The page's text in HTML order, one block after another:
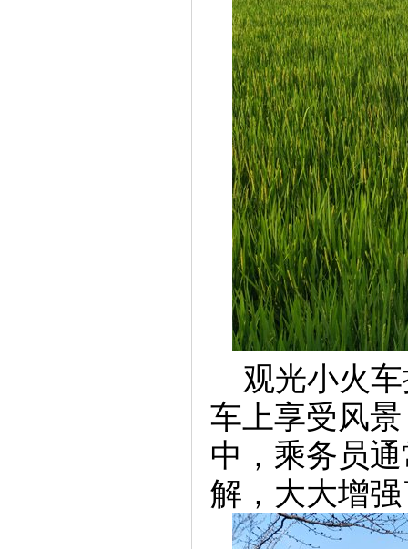
观光小火车
车上享受风
中，乘务员
解，大大增